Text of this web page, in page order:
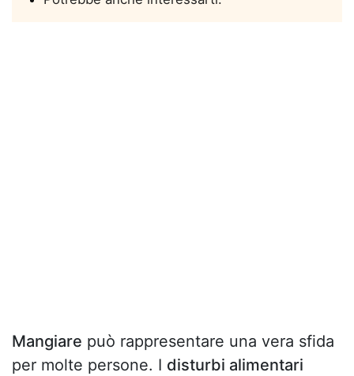
Mangiare può rappresentare una vera sfida
per molte persone. I disturbi alimentari